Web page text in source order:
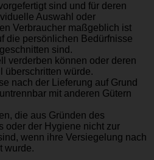
sind und für deren
Auswahl oder
Verbraucher maßgeblich ist
die persönlichen Bedürfnisse
sind.
verderben können oder deren
überschritten würde.
nach der Lieferung auf Grund
mit anderen Gütern
die aus Gründen des
oder der Hygiene nicht zur
wenn ihre Versiegelung nach
wurde.